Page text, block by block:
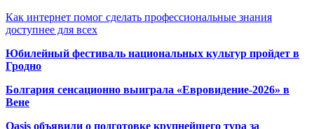
Как интернет помог сделать профессиональные знания
доступнее для всех
Юбилейный фестиваль национальных культур пройдет в
Гродно
Болгария сенсационно выиграла «Евровидение-2026» в
Вене
Oasis объявили о подготовке крупнейшего тура за